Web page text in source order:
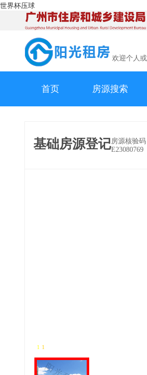
世界杯压球
欢迎个人
首页 房源搜索
基础房源登记房源核验码
E23080769
1 1